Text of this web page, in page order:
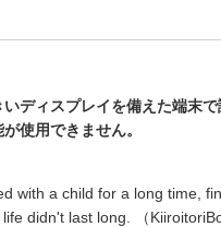
version
Ｊａｐａｎｅｓｅｆａｉｒｙｔａｌｅｓ
語版】
グリム童話
ディスプレイを備えた端末
使用できません。
with a child for a long time,
didn't last long. （